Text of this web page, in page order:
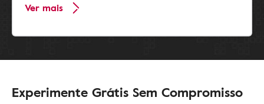
Ver mais
Experimente Grátis Sem Compromisso